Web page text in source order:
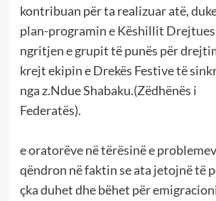
kontribuan për ta realizuar atë,
plan-programin e Këshillit Drejtues
ngritjen e grupit të punës për
krejt ekipin e Drekës Festive të
nga z.Ndue Shabaku.(Zëdhënës i
Federatës).
e oratorëve në tërësinë e
qëndron në faktin se ata jetojnë të
çka duhet dhe bëhet për